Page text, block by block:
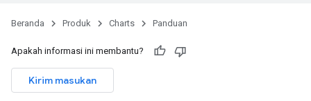
Beranda Produk Charts Panduan
Apakah informasi ini membantu?
Kirim masukan